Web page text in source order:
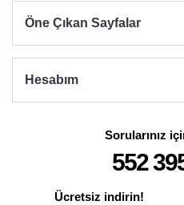
Öne Çıkan Sayfalar
Hesabım
Sorularınız
552
Ücretsiz indirin!